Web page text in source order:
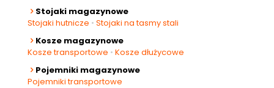
Stojaki magazynowe
Stojaki hutnicze • Stojaki na tasmy stali
Kosze magazynowe
Kosze transportowe • Kosze dłużycowe
Pojemniki magazynowe
Pojemniki transportowe